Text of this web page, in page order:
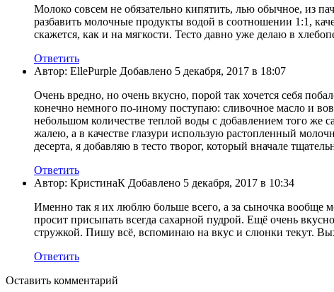
Молоко совсем не обязательно кипятить, лью обычное, из
разбавить молочные продукты водой в соотношении 1:1,
скажется, как и на мягкости. Тесто давно уже делаю в
Ответить
Автор: EllePurple Добавлено 5 декабря, 2017 в 18:07
Очень вредно, но очень вкусно, порой так хочется себя
конечно немного по-иному поступаю: сливочное масло и
небольшом количестве теплой воды с добавлением того же
жалею, а в качестве глазури использую растопленный
десерта, я добавляю в тесто творог, который вначале
Ответить
Автор: КристинаК Добавлено 5 декабря, 2017 в 10:34
Именно так я их люблю больше всего, а за сыночка вообще
просит присыпать всегда сахарной пудрой. Ещё очень
стружкой. Пишу всё, вспоминаю на вкус и слюнки текут.
Ответить
Оставить комментарий